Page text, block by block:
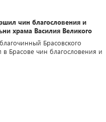
чин благословения и
храма Василия Великого
Брасовского
Брасове чин благословения и